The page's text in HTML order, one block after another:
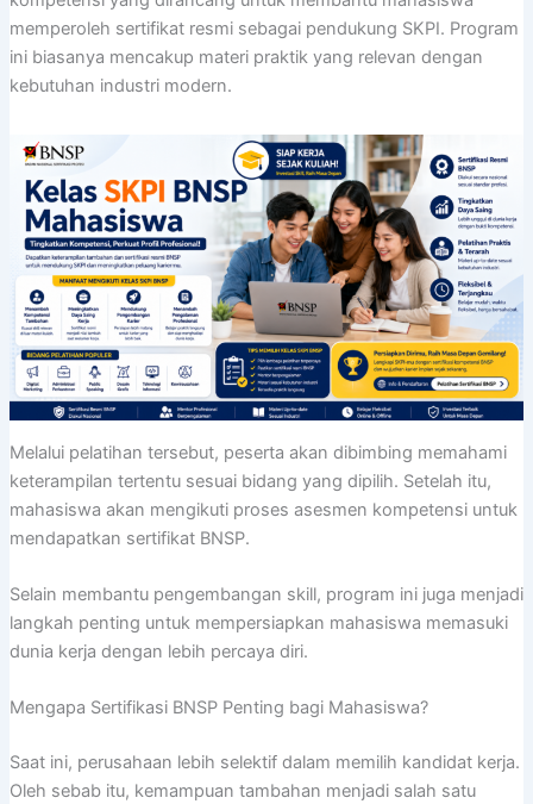
memperoleh sertifikat resmi sebagai pendukung SKPI. Program
ini biasanya mencakup materi praktik yang relevan dengan
kebutuhan industri modern.
Melalui pelatihan tersebut, peserta akan dibimbing memahami
keterampilan tertentu sesuai bidang yang dipilih. Setelah itu,
mahasiswa akan mengikuti proses asesmen kompetensi untuk
mendapatkan sertifikat BNSP.
Selain membantu pengembangan skill, program ini juga menjadi
langkah penting untuk mempersiapkan mahasiswa memasuki
dunia kerja dengan lebih percaya diri.
Mengapa Sertifikasi BNSP Penting bagi Mahasiswa?
Saat ini, perusahaan lebih selektif dalam memilih kandidat kerja.
Oleh sebab itu, kemampuan tambahan menjadi salah satu